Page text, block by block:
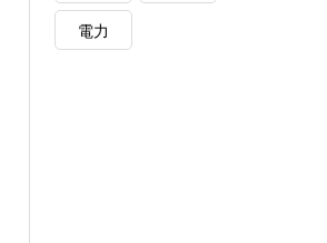
電力